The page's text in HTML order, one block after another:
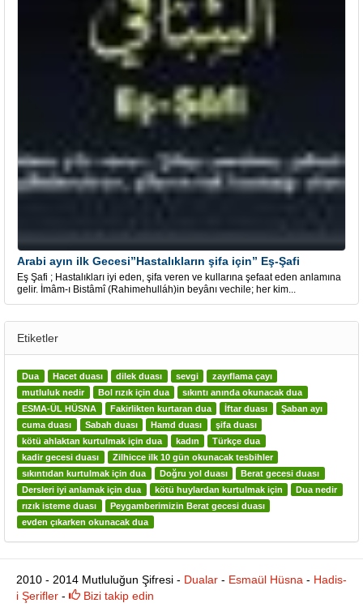
Arabi ayın ilk Gecesi”Hastalıkların şifa için” Eş-Şafi
Eş Şafi ; Hastalıkları iyi eden, şifa veren ve kullarına şefaat eden anlamına
gelir. İmâm-ı Bistâmî (Rahimehulláh)in beyânı vechile; her kim...
Etiketler
Dua Hacet duası dilek duası sevgi
zayıflama çayı
mutluluk nedir
Bol rızık için dua
sıkıntı anında okunacak dua
ESMA-ÜL HÜSNA
Fakirlikten kurtaran dua İftar duası
Şaban ayı
cuma duası
Sabah duası Hamd duası
şifa duası
kötü ahlaktan kurtulmak için dua
kadın
Türkçe dua
kadir gecesi duası
Zilhicce ilk 10 gün okunacak tesbihler
sıkıntıdan kurtulmak için dua
Doğru yol duası
Berat gecesi duası
Dersleri iyi anlamak için dua
kötü huylardan kurtulmak için
Dua nedir
rızık isteme duası
Peygamberimizin Berat gecesi duası
evden çıkarken okunacak dua
2010 - 2014 Mutluluğun Şifresi - Dualar - Esmaül Hüsna - Hadis-
i Şerifler - Bizi takip edin